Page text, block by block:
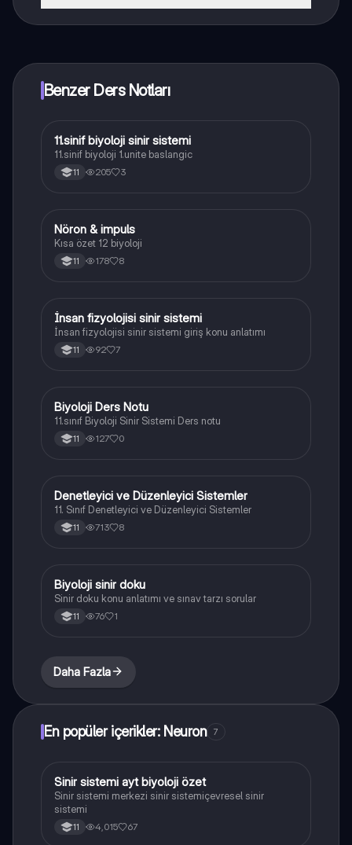
Benzer Ders Notları
Biyoloji
11.sinif biyoloji sinir sistemi
11.sinif biyoloji 1.unite baslangic
11 205 3
Biyoloji
Nöron & impuls
Kısa özet 12 biyoloji
11 178 8
Biyoloji
İnsan fizyolojisi sinir sistemi
İnsan fizyolojisi sinir sistemi giriş konu anlatımı
11 92 7
Biyoloji
Biyoloji Ders Notu
11.sınıf Biyoloji Sinir Sistemi Ders notu
11 127 0
Biyoloji
Denetleyici ve Düzenleyici Sistemler
11. Sınıf Denetleyici ve Düzenleyici Sistemler
11 713 8
Biyoloji
Biyoloji sinir doku
Sinir doku konu anlatımı ve sınav tarzı sorular
11 76 1
Daha Fazla
En popüler içerikler: Neuron 7
Biyoloji
Sinir sistemi ayt biyoloji özet
Sinir sistemi merkezi sinir sistemiçevresel sinir
sistemi
11 4,015 67